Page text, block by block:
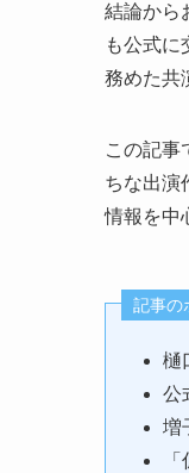
結論から
も公式に
務めた共
この記事
ちな出演
情報を中
記事の
樋
公
増